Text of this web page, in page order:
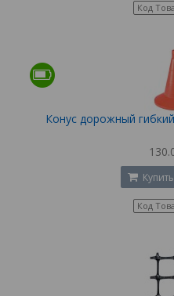
Код
Конус дорожный
Купить
Код